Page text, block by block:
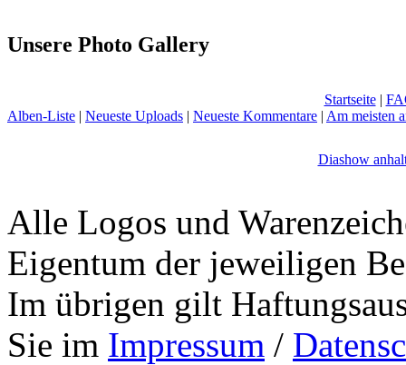
Unsere Photo Gallery
Startseite|
Alben-Liste | Neueste Uploads | Neueste Kommentare | Am meisten
Diashow
Alle Logos und
Eigentum der jeweiligen
Im übrigen gilt
Sie im Impressum /